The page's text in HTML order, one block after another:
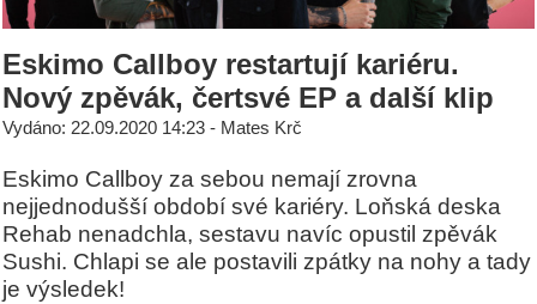
Eskimo Callboy restartují kariéru.
Nový zpěvák, čertsvé EP a další klip
Vydáno: 22.09.2020 14:23 - Mates Krč
Eskimo Callboy za sebou nemají zrovna
nejjednodušší období své kariéry. Loňská deska
Rehab nenadchla, sestavu navíc opustil zpěvák
Sushi. Chlapi se ale postavili zpátky na nohy a tady
je výsledek!